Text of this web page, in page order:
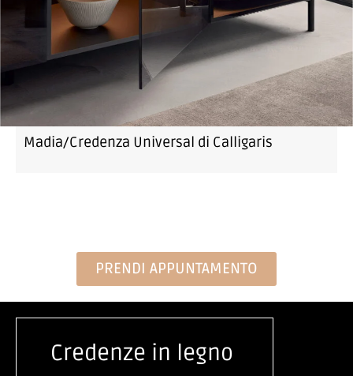
Madia/Credenza Universal di Calligaris
PRENDI APPUNTAMENTO
Credenze in legno